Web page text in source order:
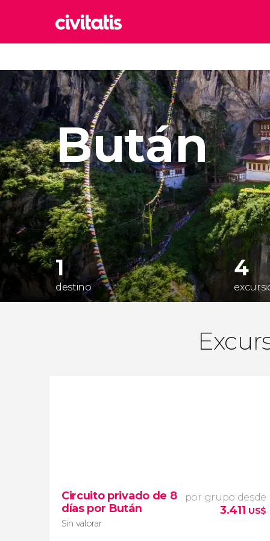
Italia
Reino
Reino
Turquía
Bután
1
destino
4
Circuito privado de 8
días por Bután
Sin valorar
por grupo desde
3.411 US$